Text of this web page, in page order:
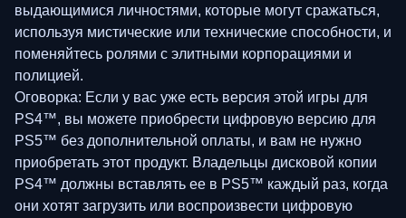
выдающимися личностями, которые могут сражаться,
используя мистические или технические способности, и
поменяйтесь ролями с элитными корпорациями и
полицией.
Оговорка: Если у вас уже есть версия этой игры для
PS4™, вы можете приобрести цифровую версию для
PS5™ без дополнительной оплаты, и вам не нужно
приобретать этот продукт. Владельцы дисковой копии
PS4™ должны вставлять ее в PS5™ каждый раз, когда
они хотят загрузить или воспроизвести цифровую